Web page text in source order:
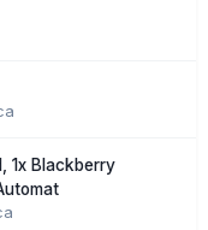
1x Blackberry